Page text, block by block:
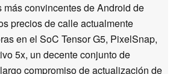
convincentes de Android de
precios de calle actualmente
en el SoC Tensor G5, PixelSnap,
5x, un decente conjunto de
compromiso de actualización de